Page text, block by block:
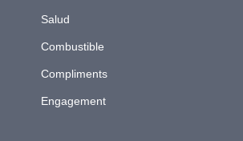
Salud
Combustible
Compliments
Engagement